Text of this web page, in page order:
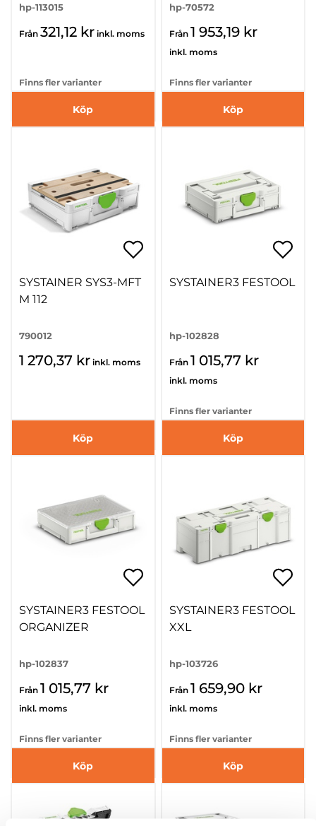
hp-113015
Från 321,12 kr inkl. moms
Finns fler varianter
Köp
hp-70572
Från 1 953,19 kr
inkl. moms
Finns fler varianter
Köp
SYSTAINER SYS3-MFT
M 112
790012
1 270,37 kr inkl. moms
Köp
SYSTAINER3 FESTOOL
hp-102828
Från 1 015,77 kr
inkl. moms
Finns fler varianter
Köp
SYSTAINER3 FESTOOL
ORGANIZER
hp-102837
Från 1 015,77 kr
inkl. moms
Finns fler varianter
Köp
SYSTAINER3 FESTOOL
XXL
hp-103726
Från 1 659,90 kr
inkl. moms
Finns fler varianter
Köp